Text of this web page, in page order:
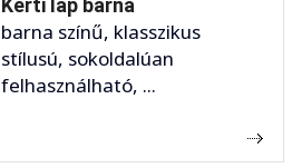
Kerti lap barna
barna színű, klasszikus
stílusú, sokoldalúan
felhasználható, ...